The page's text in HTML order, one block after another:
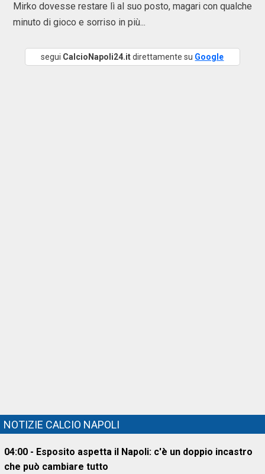
Mirko dovesse restare lì al suo posto, magari con qualche
minuto di gioco e sorriso in più...
segui CalcioNapoli24.itdirettamente su Google
NOTIZIE CALCIO NAPOLI
04:00 - Esposito aspetta il Napoli: c'è un doppio incastro
che può cambiare tutto